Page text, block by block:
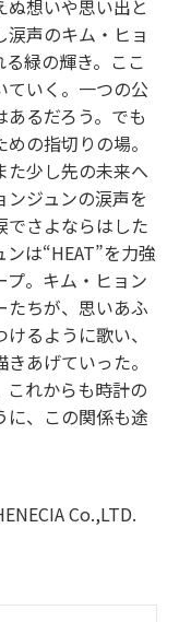
想いや思い出と
声のキム・ヒョ
緑の輝き。ここ
ていく。一つの公
るだろう。でも
の指切りの場。
た少し先の未来へ
ジュンの涙声を
さよならはした
は“HEAT”を力強
プ。キム・ヒョン
たちが、思いあふ
るように歌い、
あげていった。
れからも時計の
に、この関係も途
Co.,LTD.